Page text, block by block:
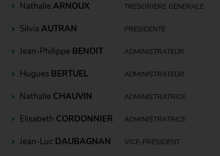
Nathalie ARNOUX TRESORIERE GENERALE
Silvia AUTRAN PRESIDENTE
Jean-Philippe BENOIT ADMINISTRATEUR
Hugues BERTUEL ADMINISTRATEUR
Nathalie CHAUVIN ADMINISTRATRICE
Elisabeth CORDONNIER ADMINISTRATRICE
Jean-Luc DAUBAGNAN VICE-PRESIDENT